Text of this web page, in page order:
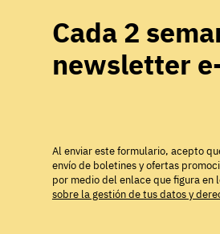
Cada 2
newsletter
Al enviar este formulario, acepto
envío de boletines y ofertas
por medio del enlace que figura en
sobre la gestión de tus datos y